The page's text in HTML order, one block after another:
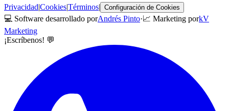
Privacidad|Cookies|Términos| Configuración de Cookies
💻 Software desarrollado porAndrés Pinto·📈 Marketing porkV
Marketing
¡Escríbenos! 💬